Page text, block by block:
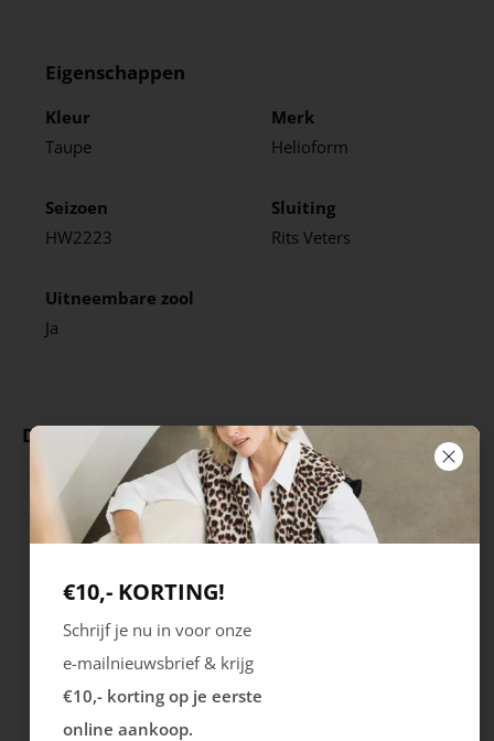
Eigenschappen
Kleur
Taupe
Merk
Helioform
Seizoen
HW2223
Sluiting
Rits Veters
Uitneembare zool
Ja
Deze producten ga je leuk vinden
€10,- KORTING!
Schrijf je nu in voor onze
e-mailnieuwsbrief & krijg
€10,- korting op je eerste
online aankoop.